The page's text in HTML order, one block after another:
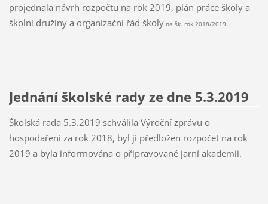
projednala návrh rozpočtu na rok 2019, plán práce školy a
školní družiny a organizační řád školyna šk. rok 2018/2019
Jednání školské rady ze dne 5.3.2019
Školská rada 5.3.2019 schválila Výroční zprávu o
hospodaření za rok 2018, byl jí předložen rozpočet na rok
2019 a byla informována o připravované jarní akademii.